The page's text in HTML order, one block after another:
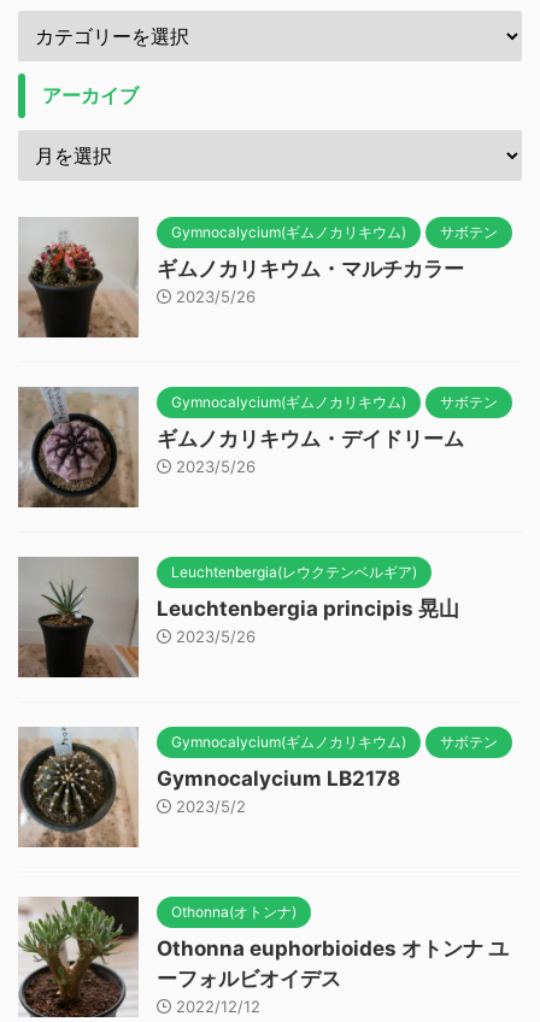
アーカイブ
Gymnocalycium(ギムノカリキウム) サボテン
ギムノカリキウム・マルチカラー
2023/5/26
Gymnocalycium(ギムノカリキウム) サボテン
ギムノカリキウム・デイドリーム
2023/5/26
Leuchtenbergia(レウクテンベルギア)
Leuchtenbergia principis 晃山
2023/5/26
Gymnocalycium(ギムノカリキウム) サボテン
Gymnocalycium LB2178
2023/5/2
Othonna(オトンナ)
Othonna euphorbioides オトンナ ユ
ーフォルビオイデス
2022/12/12